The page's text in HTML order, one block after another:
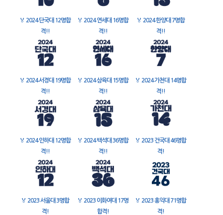
🏅 2024 단국대 12명합
격!!
🏅 2024 연세대 16명합
격!!
🏅 2024 한양대 7명합
격!!
🏅 2024 서경대 19명합
격!!
🏅 2024 삼육대 15명합
격!!
🏅 2024 가천대 14명합
격!!
🏅 2024 인하대 12명합
격!!
🏅 2024 백석대 36명합
격!!
🏅 2023 건국대 46명합
격!
🏅 2023 서울대 3명합
격!
🏅 2023 이화여대 17명
합격!
🏅 2023 홍익대 71명합
격!